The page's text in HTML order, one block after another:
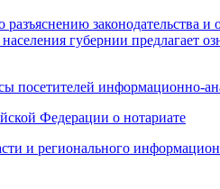
законодательства
губернии предлагает
посетителей информационно-
Федерации о нотариате
и регионального